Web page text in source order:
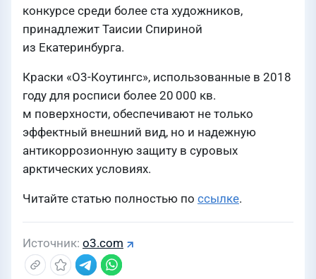
конкурсе среди более ста художников,
принадлежит Таисии Спириной
из Екатеринбурга.
Краски «О3-Коутингс», использованные в 2018
году для росписи более 20 000 кв.
м поверхности, обеспечивают не только
эффектный внешний вид, но и надежную
антикоррозионную защиту в суровых
арктических условиях.
Читайте статью полностью по ссылке.
Источник o3.com